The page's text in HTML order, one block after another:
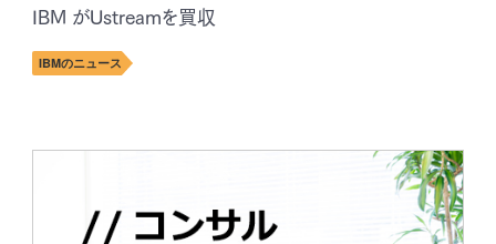
IBM がUstreamを買収
IBMのニュース